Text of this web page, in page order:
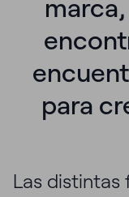
para
Las distintas